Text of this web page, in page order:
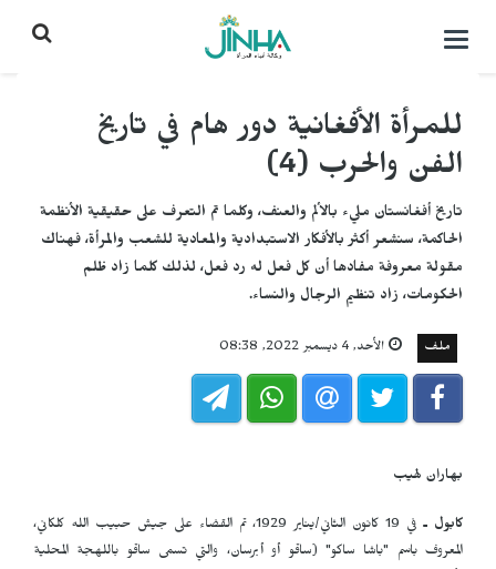
التحكم
للمرأة الأفغانية دور هام في تاريخ
الفن والحرب (4)
تاريخ أفغانستان مليء بالألم والعنف، وكلما تم التعرف على حقيقية الأنظمة
الحاكمة، سنشعر أكثر بالأفكار الاستبدادية والمعادية للشعب والمرأة، فهناك
مقولة معروفة مفادها أن كل فعل له رد فعل، لذلك كلما زاد ظلم
الحكومات، زاد تنظيم الرجال والنساء.
ملف الأحد, 4 ديسمبر 2022, 08:38
بهاران لهيب
كابول ـ
في 19 كانون الثاني/يناير 1929، تم القضاء على جيش حبيب الله كلكاني،
المعروف باسم "باشا ساكو" (ساقو أو أبرسان، والتي تسمى ساقو باللهجة المحلية